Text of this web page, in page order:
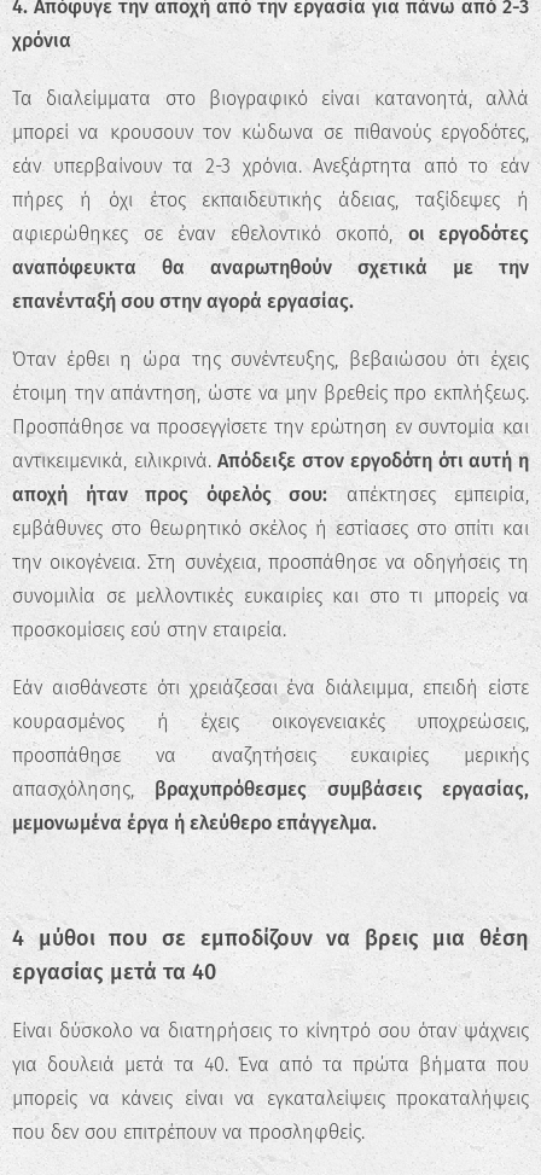
Επαγγελματικού
Προσανατολισμού!
Ανακάλυψε τις πραγματικές σου
δυνατότητες και σχεδίασε την ιδανική
καριέρα.
Ξεκίνα τώρα
4. Απόφυγε την αποχή από την εργασία για πάνω από 2-3
χρόνια
Τα διαλείμματα στο βιογραφικό είναι κατανοητά, αλλά
μπορεί να κρουσουν τον κώδωνα σε πιθανούς εργοδότες,
εάν υπερβαίνουν τα 2-3 χρόνια. Ανεξάρτητα από το εάν
πήρες ή όχι έτος εκπαιδευτικής άδειας, ταξίδεψες ή
αφιερώθηκες σε έναν εθελοντικό σκοπό, οι εργοδότες
αναπόφευκτα θα αναρωτηθούν σχετικά με την
επανένταξή σου στην αγορά εργασίας.
Όταν έρθει η ώρα της συνέντευξης, βεβαιώσου ότι έχεις
έτοιμη την απάντηση, ώστε να μην βρεθείς προ εκπλήξεως.
Προσπάθησε να προσεγγίσετε την ερώτηση εν συντομία και
αντικειμενικά, ειλικρινά.Απόδειξε στον εργοδότη ότι αυτή η
αποχή ήταν προς όφελός σου: απέκτησες εμπειρία,
εμβάθυνες στο θεωρητικό σκέλος ή εστίασες στο σπίτι και
την οικογένεια. Στη συνέχεια, προσπάθησε να οδηγήσεις τη
συνομιλία σε μελλοντικές ευκαιρίες και στο τι μπορείς να
προσκομίσεις εσύ στην εταιρεία.
Εάν αισθάνεστε ότι χρειάζεσαι ένα διάλειμμα, επειδή είστε
κουρασμένος ή έχεις οικογενειακές υποχρεώσεις,
προσπάθησε να αναζητήσεις ευκαιρίες μερικής
απασχόλησης, βραχυπρόθεσμες συμβάσεις εργασίας,
μεμονωμένα έργα ή ελεύθερο επάγγελμα.
4 μύθοι που σε εμποδίζουν να βρεις μια θέση
εργασίας μετά τα 40
Είναι δύσκολο να διατηρήσεις το κίνητρό σου όταν ψάχνεις
για δουλειά μετά τα 40. Ένα από τα πρώτα βήματα που
μπορείς να κάνεις είναι να εγκαταλείψεις προκαταλήψεις
που δεν σου επιτρέπουν να προσληφθείς.